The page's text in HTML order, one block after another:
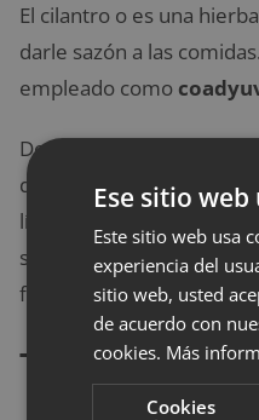
El cilantro o es una
darle sazón a las
empleado como
Dentro de sus
diurético que contribuye
líquidos y toxinas, su
se encuentre satisfecho
famoso picoteoque
Té verde
Ese sitio
Este sitio web usa
experiencia del
sitio web, usted
de acuerdo con
cookies. Más
Cookies